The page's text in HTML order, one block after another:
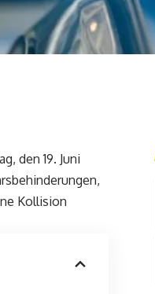
den 19. Juni
Kollision